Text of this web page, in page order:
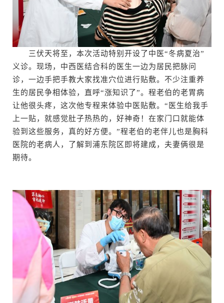
三伏天将至，本次活动特别开设了中医“冬病夏治”
义诊。现场，中西医结合科的医生一边为居民把脉问
诊，一边手把手教大家找准穴位进行贴敷。不少注重养
生的居民争相体验，直呼“涨知识了”。程老伯的老胃病
让他很头疼，这次他专程来体验中医贴敷。“医生给我手
上一贴，就感觉肚子热热的，好神奇！在家门口就能体
验到这些服务，真的好方便。”程老伯的老伴儿也是胸科
医院的老病人，了解到浦东院区即将建成，夫妻俩很是
期待。